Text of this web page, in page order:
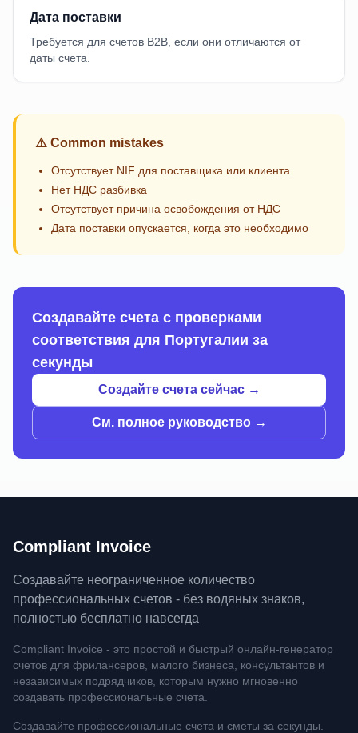
Дата поставки
Требуется для счетов B2B, если они отличаются от
даты счета.
⚠️ Common mistakes
Отсутствует NIF для поставщика или клиента
Нет НДС разбивка
Отсутствует причина освобождения от НДС
Дата поставки опускается, когда это необходимо
Создавайте счета с проверками
соответствия для Португалии за
секунды
Создайте счета сейчас →
См. полное руководство →
Compliant Invoice
Создавайте неограниченное количество
профессиональных счетов - без водяных знаков,
полностью бесплатно навсегда
Compliant Invoice - это простой и быстрый онлайн-генератор
счетов для фрилансеров, малого бизнеса, консультантов и
независимых подрядчиков, которым нужно мгновенно
создавать профессиональные счета.
Создавайте профессиональные счета и сметы за секунды.